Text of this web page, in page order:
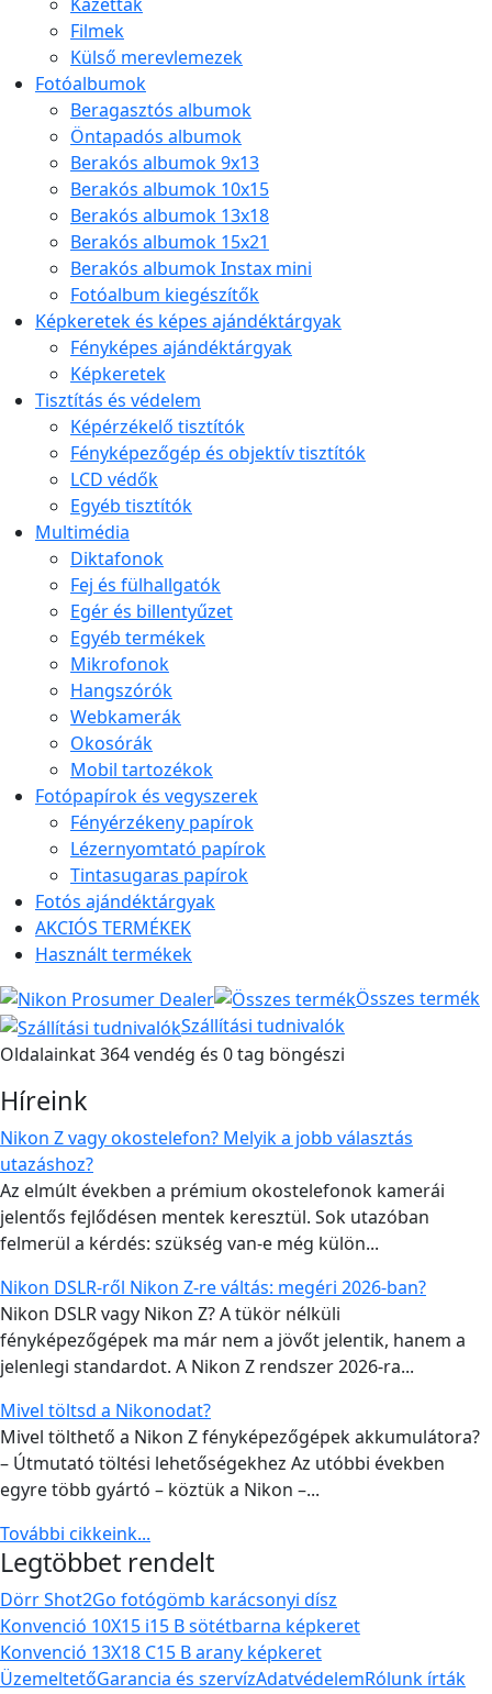
Filmek
Külső merevlemezek
Fotóalbumok
Beragasztós albumok
Öntapadós albumok
Berakós albumok 9x13
Berakós albumok 10x15
Berakós albumok 13x18
Berakós albumok 15x21
Berakós albumok Instax mini
Fotóalbum kiegészítők
Képkeretek és képes ajándéktárgyak
Fényképes ajándéktárgyak
Képkeretek
Tisztítás és védelem
Képérzékelő tisztítók
Fényképezőgép és objektív tisztítók
LCD védők
Egyéb tisztítók
Multimédia
Diktafonok
Fej és fülhallgatók
Egér és billentyűzet
Egyéb termékek
Mikrofonok
Hangszórók
Webkamerák
Okosórák
Mobil tartozékok
Fotópapírok és vegyszerek
Fényérzékeny papírok
Lézernyomtató papírok
Tintasugaras papírok
Fotós ajándéktárgyak
AKCIÓS TERMÉKEK
Használt termékek
Összes termék
Szállítási tudnivalók
Oldalainkat 364 vendég és 0 tag böngészi
Híreink
Nikon Z vagy okostelefon? Melyik a jobb választás
utazáshoz?
Az elmúlt években a prémium okostelefonok kamerái
jelentős fejlődésen mentek keresztül. Sok utazóban
felmerül a kérdés: szükség van-e még külön...
Nikon DSLR-ről Nikon Z-re váltás: megéri 2026-ban?
Nikon DSLR vagy Nikon Z? A tükör nélküli
fényképezőgépek ma már nem a jövőt jelentik, hanem a
jelenlegi standardot. A Nikon Z rendszer 2026-ra...
Mivel töltsd a Nikonodat?
Mivel tölthető a Nikon Z fényképezőgépek akkumulátora?
– Útmutató töltési lehetőségekhez Az utóbbi években
egyre több gyártó – köztük a Nikon –...
További cikkeink...
Legtöbbet rendelt
Dörr Shot2Go fotógömb karácsonyi dísz
Konvenció 10X15 i15 B sötétbarna képkeret
Konvenció 13X18 C15 B arany képkeret
ÜzemeltetőGarancia és szervízAdatvédelemRólunk írták